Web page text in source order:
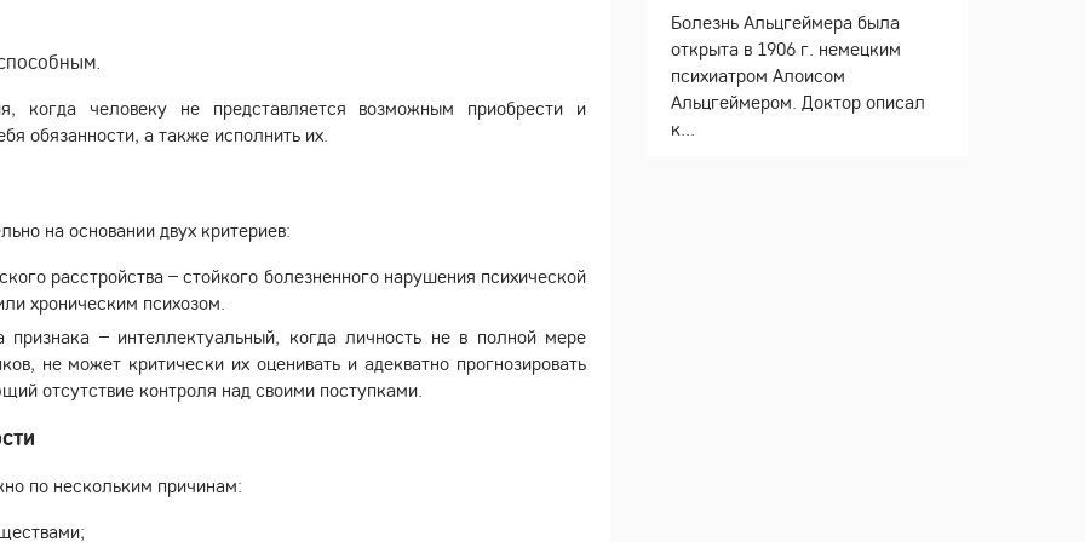
когда человеку не представляется возможным приобрести и
обязанности, а также исполнить их.
на основании двух критериев:
расстройства – стойкого болезненного нарушения психической
хроническим психозом.
– интеллектуальный, когда личность не в полной мере
не может критически их оценивать и адекватно прогнозировать
отсутствие контроля над своими поступками.
по нескольким причинам:
Болезнь Альцгеймера была
открыта в 1906 г. немецким
психиатром Алоисом
Альцгеймером. Доктор описал
к...